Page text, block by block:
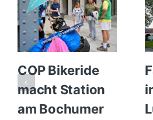
COP Bikeride
macht Station
am Bochumer